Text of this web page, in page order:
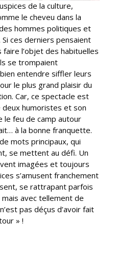
de la culture,
le cheveu dans la
hommes politiques et
ces derniers pensaient
l’objet des habituelles
se trompaient
entendre siffler leurs
le plus grand plaisir du
Car, ce spectacle est
humoristes et son
le feu de camp autour
à la bonne franquette.
mots principaux, qui
se mettent au défi. Un
imagées et toujours
s’amusent franchement
se rattrapant parfois
avec tellement de
pas déçus d’avoir fait
» !